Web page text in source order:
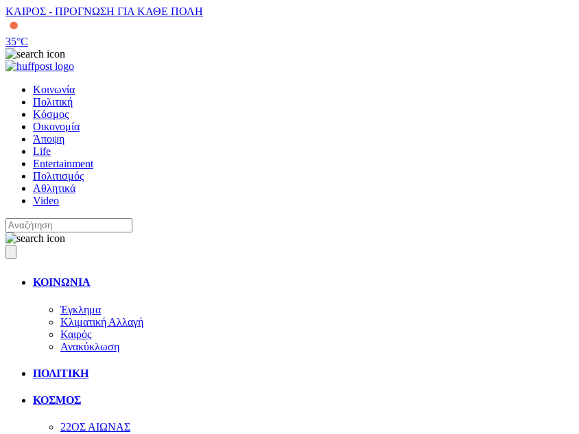
ΚΑΙΡΟΣ - ΠΡΟΓΝΩΣΗ ΓΙΑ ΚΑΘΕ ΠΟΛΗ
35°C
Κοινωνία
Πολιτική
Κόσμος
Οικονομία
Άποψη
Life
Entertainment
Πολιτισμός
Αθλητικά
Video
ΚΟΙΝΩΝΙΑ
Έγκλημα
Κλιματική Αλλαγή
Καιρός
Ανακύκλωση
ΠΟΛΙΤΙΚΗ
ΚΟΣΜΟΣ
22ΟΣ ΑΙΩΝΑΣ